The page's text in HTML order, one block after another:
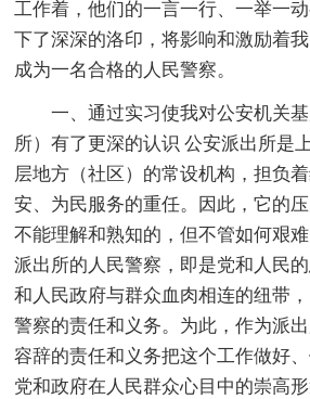
工作着，他们的一言一行、一举一
下了深深的洛印，将影响和激励着
成为一名合格的人民警察。
一、通过实习使我对公安机关
所）有了更深的认识 公安派出所是
层地方（社区）的常设机构，担负
安、为民服务的重任。因此，它的
不能理解和熟知的，但不管如何艰
派出所的人民警察，即是党和人民
和人民政府与群众血肉相连的纽带
警察的责任和义务。为此，作为派
容辞的责任和义务把这个工作做好
党和政府在人民群众心目中的崇高